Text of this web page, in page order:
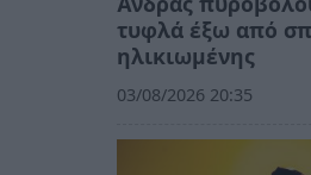
τυφλά έξω από
ηλικιωμένης
03/08/2026 20:35